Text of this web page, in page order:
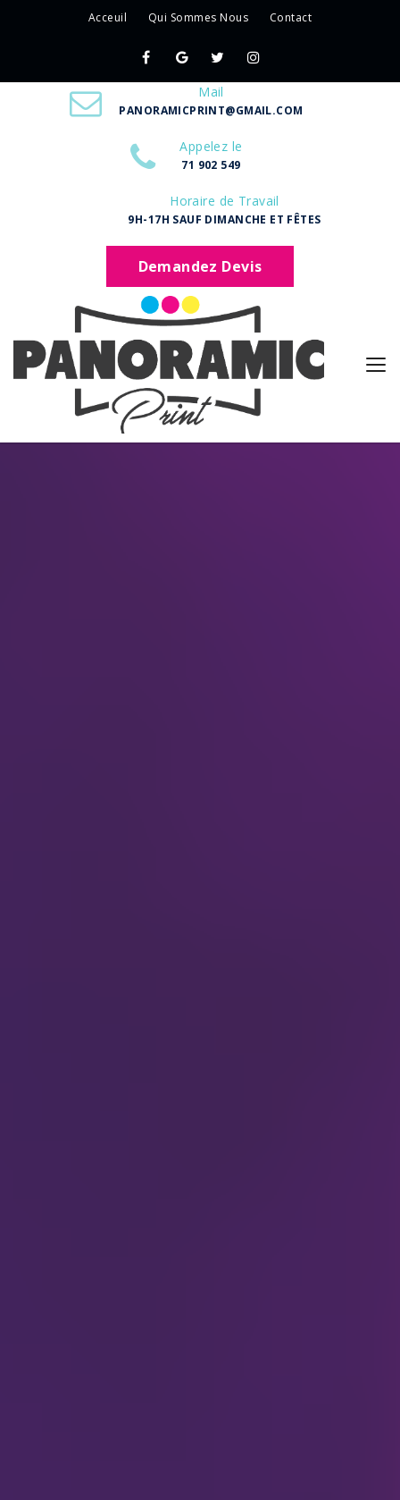
Acceuil Qui Sommes Nous Contact
Mail
PANORAMICPRINT@GMAIL.COM
Appelez le
71 902 549
Horaire de Travail
9H-17H SAUF DIMANCHE ET FÊTES
Demandez Devis